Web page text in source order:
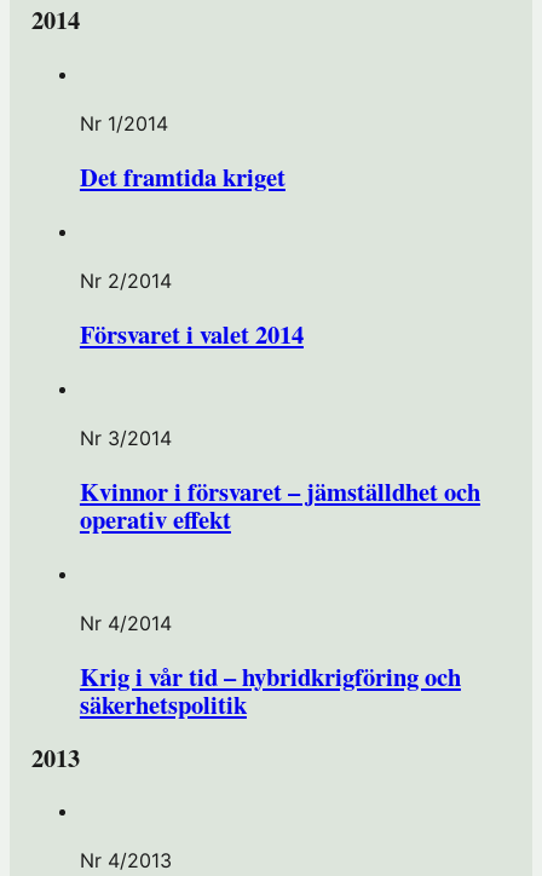
2014
Nr 1/2014
Det framtida kriget
Nr 2/2014
Försvaret i valet 2014
Nr 3/2014
Kvinnor i försvaret – jämställdhet och
operativ effekt
Nr 4/2014
Krig i vår tid – hybridkrigföring och
säkerhetspolitik
2013
Nr 4/2013